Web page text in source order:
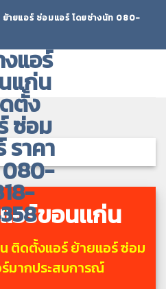
ายแอร์ ซ่อมแอร์ โดยช่างนัท 080-
ร์ขอนเเก่น
ติดตั้งแอร์ ย้ายแอร์ ซ่อม
มากประสบการณ์